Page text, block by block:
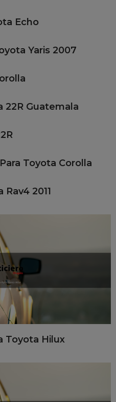
Echo
Yaris 2007
22R Guatemala
Toyota Corolla
2011
Toyota Hilux